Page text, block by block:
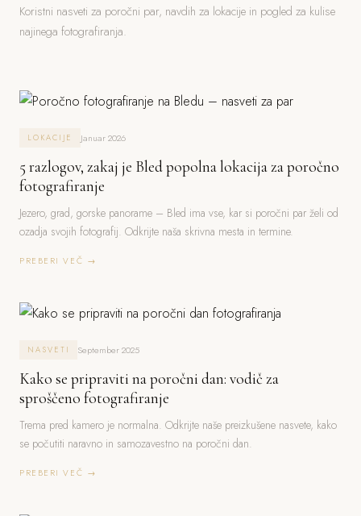
Koristni nasveti za poročni par, navdih za lokacije in pogled za kulise
najinega fotografiranja.
LOKACIJE Januar 2026
5 razlogov, zakaj je Bled popolna lokacija za poročno
fotografiranje
Jezero, grad, gorske panorame – Bled ima vse, kar si poročni par želi od
ozadja svojih fotografij. Odkrijte naša skrivna mesta in termine.
PREBERI VEČ →
NASVETI September 2025
Kako se pripraviti na poročni dan: vodič za
sproščeno fotografiranje
Trema pred kamero je normalna. Odkrijte naše preizkušene nasvete, kako
se počutiti naravno in samozavestno na poročni dan.
PREBERI VEČ →